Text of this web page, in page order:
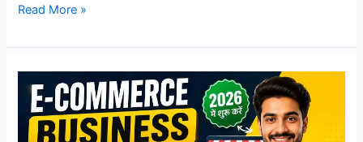
Shopify
WooCommerce
Behtar
Hai?
2026
Read More »